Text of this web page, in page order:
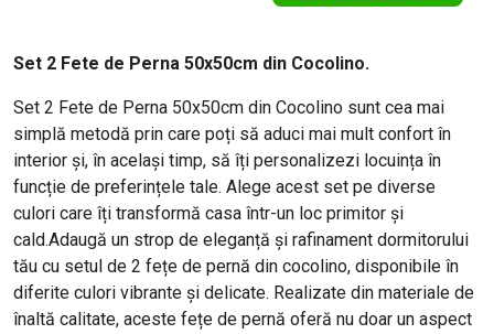
Set 2 Fete de Perna 50x50cm din Cocolino.
Set 2 Fete de Perna 50x50cm din Cocolino sunt cea mai
simplă metodă prin care poți să aduci mai mult confort în
interior și, în același timp, să îți personalizezi locuința în
funcție de preferințele tale. Alege acest set pe diverse
culori care îți transformă casa într-un loc primitor și
cald.Adaugă un strop de eleganță și rafinament dormitorului
tău cu setul de 2 fețe de pernă din cocolino, disponibile în
diferite culori vibrante și delicate. Realizate din materiale de
înaltă calitate, aceste fețe de pernă oferă nu doar un aspect